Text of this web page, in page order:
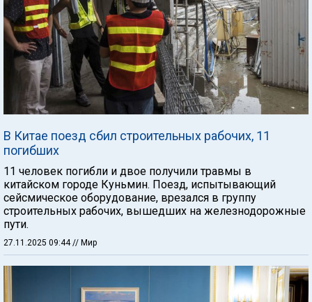
В Китае поезд сбил строительных рабочих, 11
погибших
11 человек погибли и двое получили травмы в
китайском городе Куньмин. Поезд, испытывающий
сейсмическое оборудование, врезался в группу
строительных рабочих, вышедших на железнодорожные
пути.
27.11.2025 09:44 // Мир